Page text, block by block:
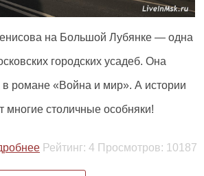
на Большой Лубянке — одна
городских усадеб. Она
в романе «Война и мир». А истории
многие столичные особняки!
Рейтинг: 4 Просмотров: 10187